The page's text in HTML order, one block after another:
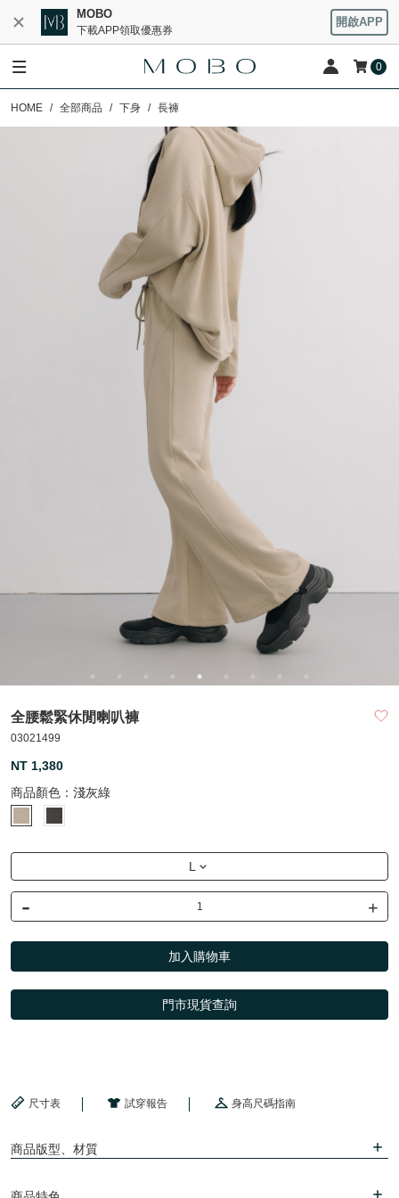
MOBO
下載APP領取優惠券
開啟APP
0
HOME 全部商品 下身 長褲
全腰鬆緊休閒喇叭褲
03021499
NT 1,380
商品顏色： 淺灰綠
L
- +
加入購物車
門市現貨查詢
尺寸表 試穿報告 身高尺碼指南
商品版型、材質